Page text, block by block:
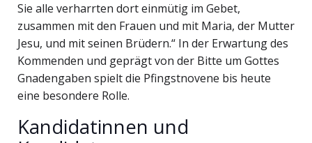
Sie alle verharrten dort einmütig im Gebet,
zusammen mit den Frauen und mit Maria, der Mutter
Jesu, und mit seinen Brüdern.“ In der Erwartung des
Kommenden und geprägt von der Bitte um Gottes
Gnadengaben spielt die Pfingstnovene bis heute
eine besondere Rolle.
Kandidatinnen und